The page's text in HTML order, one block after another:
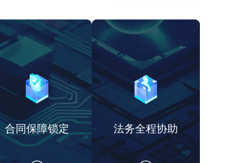
合同保障锁定 法务全程协助